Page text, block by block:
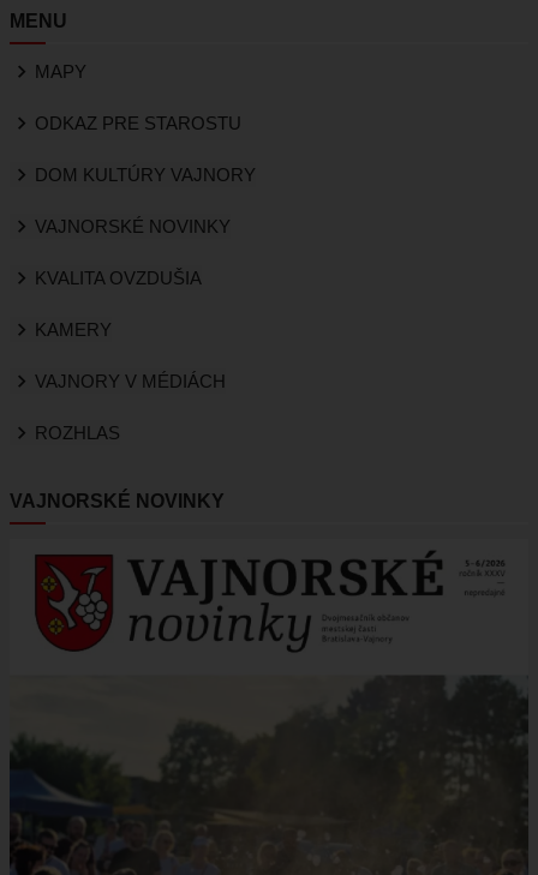
MENU
MAPY
ODKAZ PRE STAROSTU
DOM KULTÚRY VAJNORY
VAJNORSKÉ NOVINKY
KVALITA OVZDUŠIA
KAMERY
VAJNORY V MÉDIÁCH
ROZHLAS
VAJNORSKÉ NOVINKY
Image